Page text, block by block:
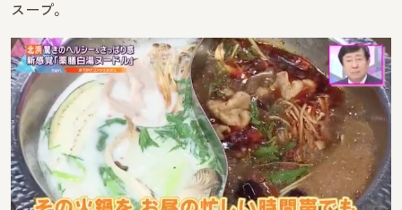
スープ。